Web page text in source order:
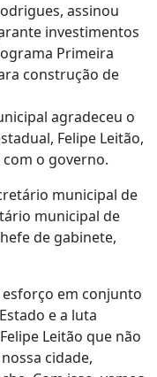
assinou
investimentos
Primeira
construção de
agradeceu o
Felipe Leitão,
o governo.
municipal de
municipal de
de gabinete,
em conjunto
e a luta
Leitão que não
cidade,